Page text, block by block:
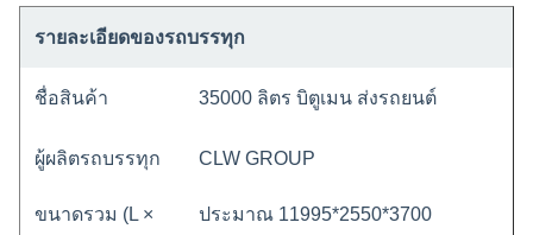
รายละเอียดของรถบรรทุก
ชื่อสินค้า 35000 ลิตร บิตูเมน ส่งรถยนต์
ผู้ผลิตรถบรรทุก CLW GROUP
ขนาดรวม (L ×
ประมาณ 11995*2550*3700